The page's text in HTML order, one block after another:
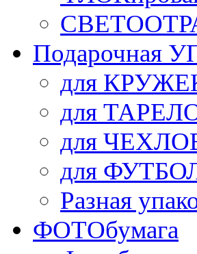
Подарочная
для
для
для
для
Разная
ФОТОбумага